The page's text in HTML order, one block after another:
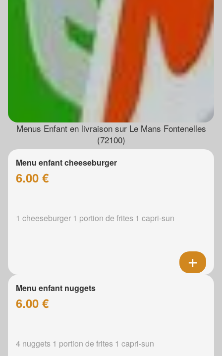
Menus Enfant en livraison sur Le Mans Fontenelles
(72100)
Menu enfant cheeseburger
6.00 €
1 cheeseburger 1 portion de frites 1 capri-sun
Menu enfant nuggets
6.00 €
4 nuggets 1 portion de frites 1 capri-sun